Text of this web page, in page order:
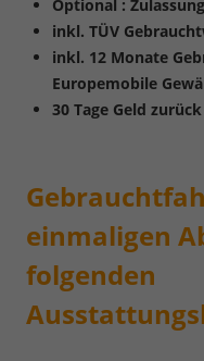
Optional :
inkl. TÜV
inkl. 12 Monate
Europemobile
30 Tage Geld
einmaligen
folgenden